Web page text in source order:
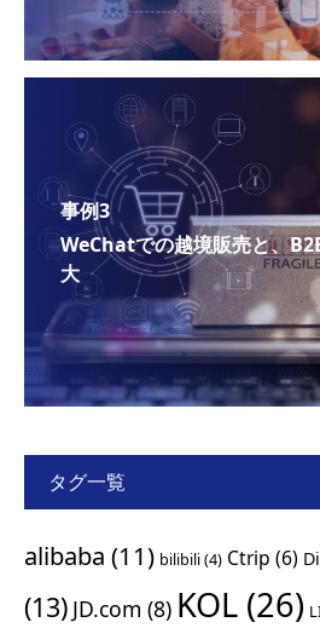
事例3
WeChatでの越境販売と、
大
タグ一覧
alibaba (11) bilibili(4) Ctrip (6)
(13) JD.com (8) KOL (26)